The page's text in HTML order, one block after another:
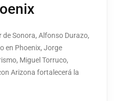
Sonora, Alfonso Durazo,
en Phoenix, Jorge
Miguel Torruco,
Arizona fortalecerá la